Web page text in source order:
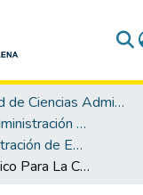
Facultad de Ciencias Administrativas
Carrera de Administración de Empresas
Tesis Administración de Empresas
Plan Estratégico Para La Clínica Poveda, En El Cantón La Libertad, Provincia De Santa Elena, 2013-2017